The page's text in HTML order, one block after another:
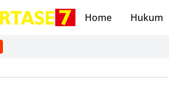
Home Hukum